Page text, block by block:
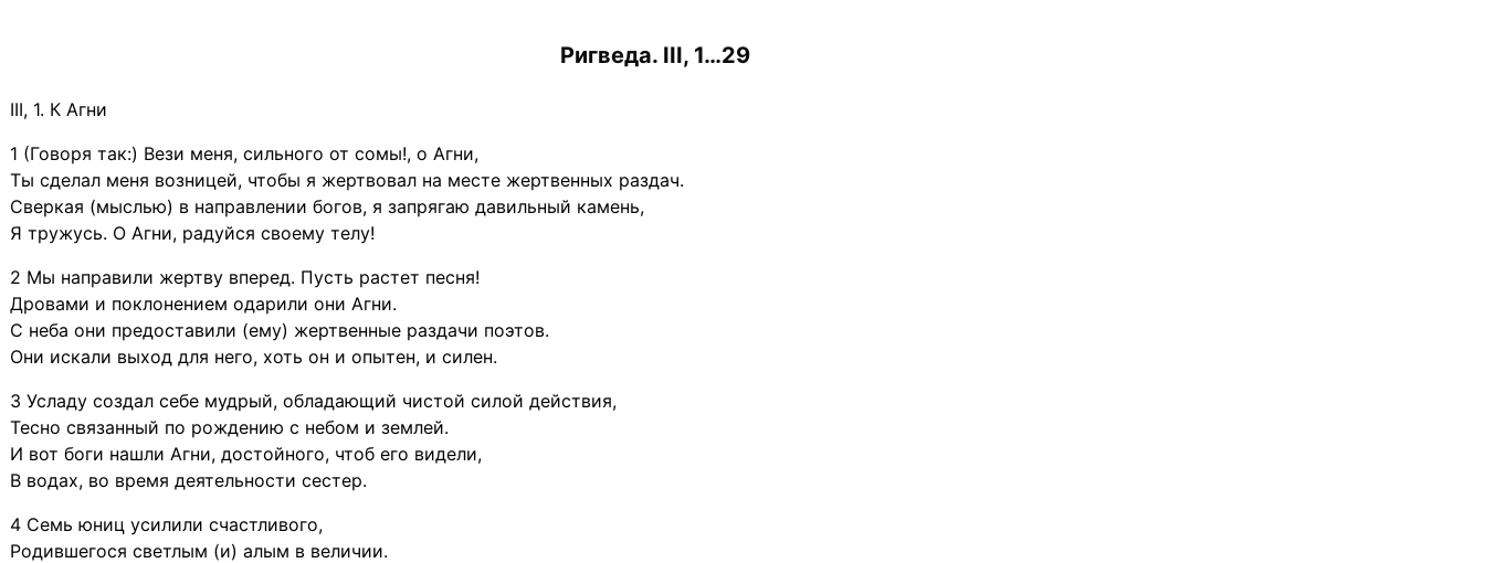
Ригведа. III, 1…29
III, 1. К Агни
1 (Говоря так:) Вези меня, сильного от сомы!, о Агни,
Ты сделал меня возницей, чтобы я жертвовал на месте жертвенных раздач.
Сверкая (мыслью) в направлении богов, я запрягаю давильный камень,
Я тружусь. О Агни, радуйся своему телу!
2 Мы направили жертву вперед. Пусть растет песня!
Дровами и поклонением одарили они Агни.
С неба они предоставили (ему) жертвенные раздачи поэтов.
Они искали выход для него, хоть он и опытен, и силен.
3 Усладу создал себе мудрый, обладающий чистой силой действия,
Тесно связанный по рождению с небом и землей.
И вот боги нашли Агни, достойного, чтоб его видели,
В водах, во время деятельности сестер.
4 Семь юниц усилили счастливого,
Родившегося светлым (и) алым в величии.